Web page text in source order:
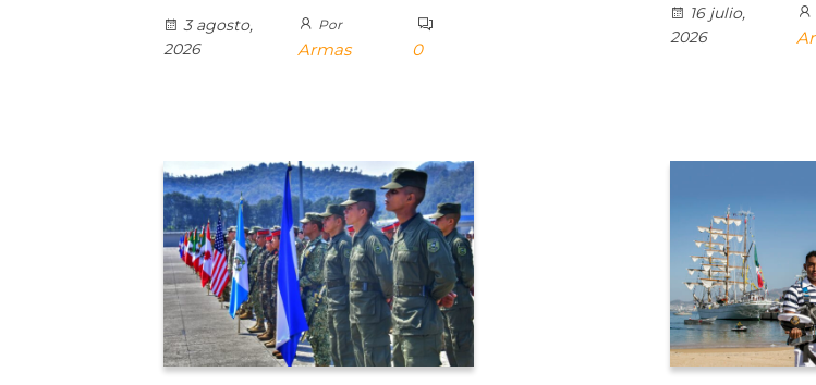
3 agosto,
2026
Por
Armas 0
16 julio,
2026